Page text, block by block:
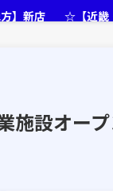
】新店 ☆【近畿
設オー